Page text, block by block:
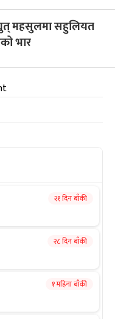
महसुलमा सहुलियत
भार
२१ दिन बाँकी
२८ दिन बाँकी
१ महिना बाँकी